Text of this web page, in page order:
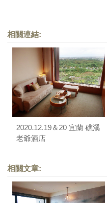
相關連結:
2020.12.19＆20 宜蘭 礁溪
老爺酒店
相關文章: